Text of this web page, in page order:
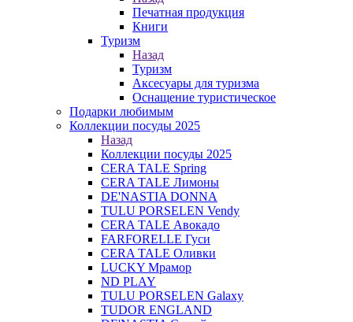
Печатная продукция
Книги
Туризм
Назад
Туризм
Аксесуары для туризма
Оснащение туристическое
Подарки любимым
Коллекции посуды 2025
Назад
Коллекции посуды 2025
CERA TALE Spring
CERA TALE Лимоны
DE'NASTIA DONNA
TULU PORSELEN Vendy
CERA TALE Авокадо
FARFORELLE Гуси
CERA TALE Оливки
LUCKY Мрамор
ND PLAY
TULU PORSELEN Galaxy
TUDOR ENGLAND